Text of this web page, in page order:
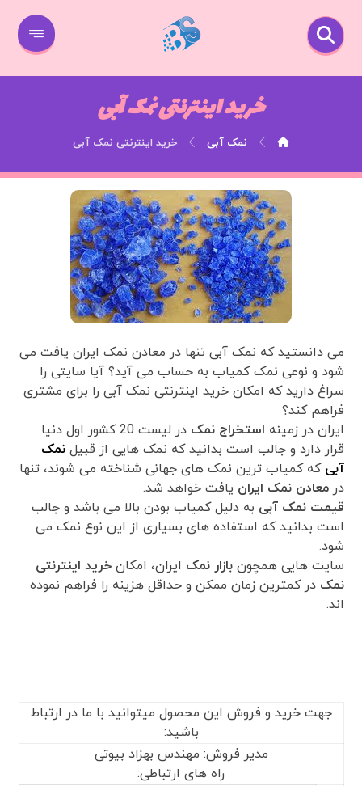
خرید اینترنتی نمک آبی
نمک آبی خرید اینترنتی نمک آبی
می دانستید که نمک آبی تنها در معادن نمک ایران یافت می
شود و نوعی نمک کمیاب به حساب می آید؟ آیا سایتی را
سراغ دارید که امکان خرید اینترنتی نمک آبی را برای مشتری
فراهم کند؟
ایران در زمینه استخراج نمک
در لیست 20 کشور اول دنیا
قرار دارد و جالب است بدانید که نمک هایی از قبیلنمک
آبی که کمیاب ترین نمک های جهانی شناخته می شوند، تنها
درمعادن نمک ایران یافت خواهد شد.
قیمت نمک آبی به دلیل کمیاب بودن بالا می باشد و جالب
است بدانید که استفاده های بسیاری از این نوع نمک می
شود.
سایت هایی همچونبازار نمک ایران، امکانخرید اینترنتی
نمک در کمترین زمان ممکن و حداقل هزینه را فراهم نموده
اند.
جهت خرید و فروش این محصول میتوانید با ما در ارتباط
باشید:
مدیر فروش: مهندس بهزاد بیوتی
راه های ارتباطی: